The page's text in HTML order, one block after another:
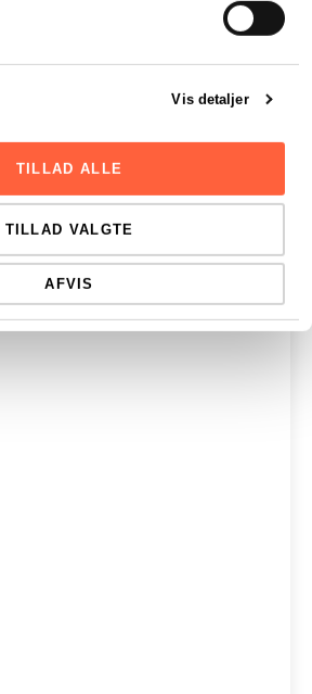
Vis detaljer
TILLAD ALLE
TILLAD VALGTE
AFVIS
Se alle blogs